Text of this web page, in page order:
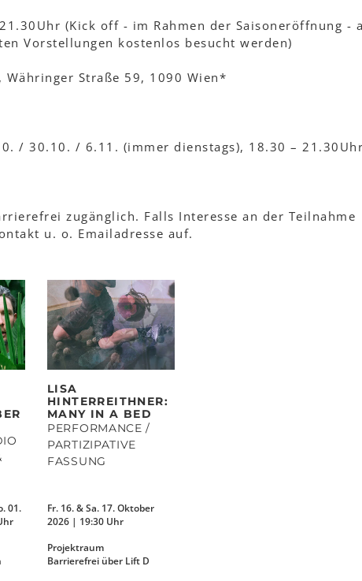
(Kick off - im Rahmen der Saisoneröffnung -
Vorstellungen kostenlos besucht werden)
Straße 59, 1090 Wien*
/ 30.10. / 6.11. (immer dienstags), 18.30 – 21.30Uhr
zugänglich. Falls Interesse an der Teilnahme
u. o. Emailadresse auf.
01.
LISA
HINTERREITHNER:
MANY IN A BED
PERFORMANCE /
PARTIZIPATIVE
FASSUNG
Fr. 16. & Sa. 17. Oktober
2026 | 19:30 Uhr
Projektraum
Barrierefrei über Lift D